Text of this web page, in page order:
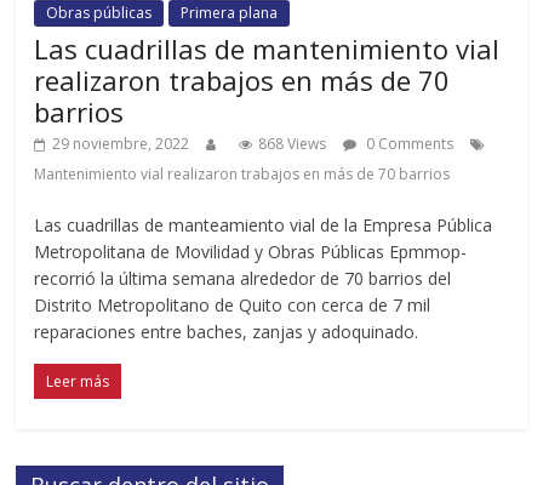
Obras públicas
Primera plana
Las cuadrillas de mantenimiento vial
realizaron trabajos en más de 70
barrios
29 noviembre, 2022 868 Views
0 Comments
Mantenimiento vial realizaron trabajos en más de 70 barrios
Las cuadrillas de manteamiento vial de la Empresa Pública
Metropolitana de Movilidad y Obras Públicas Epmmop-
recorrió la última semana alrededor de 70 barrios del
Distrito Metropolitano de Quito con cerca de 7 mil
reparaciones entre baches, zanjas y adoquinado.
Leer más